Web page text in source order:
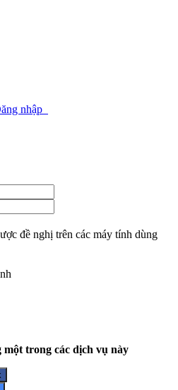
nhập
đề nghị trên các máy tính dùng
một trong các dịch vụ này